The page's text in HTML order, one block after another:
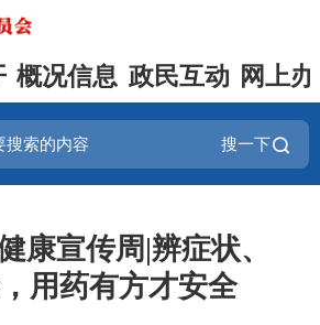
概况信息 政民互动 网上
搜一下
康宣传周|辨症状、
用药有方才安全